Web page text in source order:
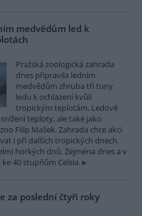
medvědům led k
Pražská zoologická zahrada
dnes připravila ledním
medvědům zhruba tři tuny
ledu k ochlazení kvůli
tropickým teplotám. Ledové
teploty, ale také jako
Filip Mašek. Zahrada chce akci
i při dalších tropických dnech.
horkých dnů. Zejména dnes a v
40 stupňům Celsia.
za poslední čtyři roky